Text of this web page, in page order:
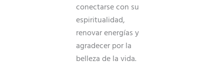
conectarse con su
espiritualidad,
renovar energías y
agradecer por la
belleza de la vida.